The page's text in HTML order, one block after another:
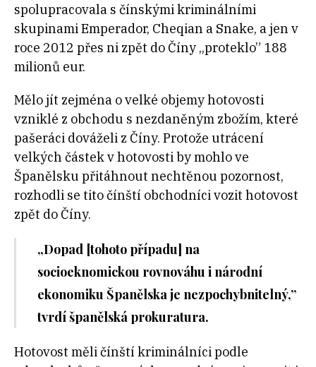
spolupracovala s čínskými kriminálními
skupinami Emperador, Cheqian a Snake, a jen v
roce 2012 přes ni zpět do Číny „proteklo” 188
milionů eur.
Mělo jít zejména o velké objemy hotovosti
vzniklé z obchodu s nezdaněným zbožím, které
pašeráci dováželi z Číny. Protože utrácení
velkých částek v hotovosti by mohlo ve
Španělsku přitáhnout nechtěnou pozornost,
rozhodli se tito čínští obchodníci vozit hotovost
zpět do Číny.
„Dopad [tohoto případu] na
socioeknomickou rovnováhu i národní
ekonomiku Španělska je nezpochybnitelný,”
tvrdí španělská prokuratura.
Hotovost měli čínští kriminálníci podle